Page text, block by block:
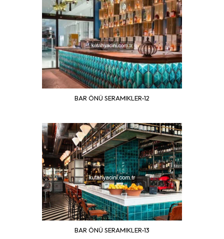
BAR ÖNÜ SERAMIKLER-12
BAR ÖNÜ SERAMIKLER-13